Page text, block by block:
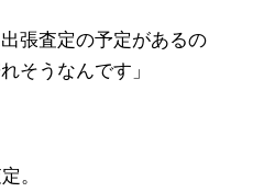
張査定の予定があるの
そうなんです」
。